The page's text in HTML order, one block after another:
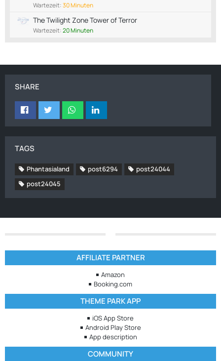
Wartezeit:30 Minuten
The Twilight Zone Tower of Terror
Wartezeit:20 Minuten
SHARE
TAGS
Phantasialand post6294
post24044
post24045
AFFILIATE PARTNER
Amazon
Booking.com
THEME PARK APP
iOS App Store
Android Play Store
App description
COMMUNITY